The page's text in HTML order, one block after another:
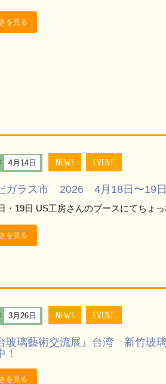
を見る
4月14日 NEWS EVENT
ガラス市 2026 4月18日〜19
・19日 US工房さんのブースにてちょ
を見る
3月26日 NEWS EVENT
玻璃藝術交流展』台湾 新竹玻
！
を見る